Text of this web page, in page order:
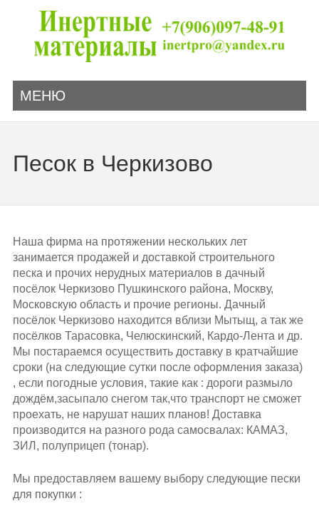
МЕНЮ
Песок в Черкизово
Наша фирма на протяжении нескольких лет
занимается продажей и доставкой строительного
песка и прочих нерудных материалов в дачный
посёлок Черкизово Пушкинского района, Москву,
Московскую область и прочие регионы. Дачный
посёлок Черкизово находится вблизи Мытыщ, а так же
посёлков Тарасовка, Челюскинский, Кардо-Лента и др.
Мы постараемся осуществить доставку в кратчайшие
сроки (на следующие сутки после оформления заказа)
, если погодные условия, такие как : дороги размыло
дождём,засыпало снегом так,что транспорт не сможет
проехать, не нарушат наших планов! Доставка
производится на разного рода самосвалах: КАМАЗ,
ЗИЛ, полуприцеп (тонар).
Мы предоставляем вашему выбору следующие пески
для покупки :